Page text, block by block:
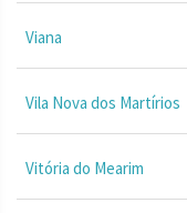
Viana
Vila Nova dos Martírios
Vitória do Mearim